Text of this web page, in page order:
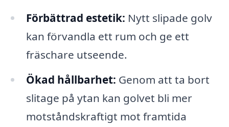
Förbättrad estetik: Nytt slipade golv
kan förvandla ett rum och ge ett
fräschare utseende.
Ökad hållbarhet: Genom att ta bort
slitage på ytan kan golvet bli mer
motståndskraftigt mot framtida